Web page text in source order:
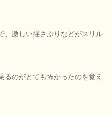
、激しい揺さぶりなどがスリル
のがとても怖かったのを覚え